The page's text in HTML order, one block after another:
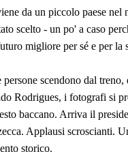
da un piccolo paese
scelto - un po' a caso
migliore per sé e per la
scendono dal
Rodrigues, i fotografi si
baccano. Arriva il
Applausi scroscianti.
storico.